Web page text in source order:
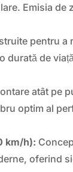
Emisia de
pentru a
durată de
atât pe
optim al
km/h):
oferind